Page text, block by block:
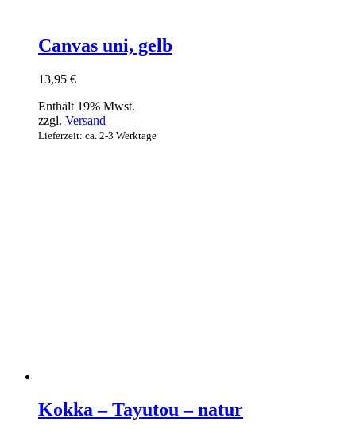
Canvas uni, gelb
13,95 €
Enthält 19% Mwst.
zzgl. Versand
Lieferzeit: ca. 2-3 Werktage
Kokka – Tayutou – natur